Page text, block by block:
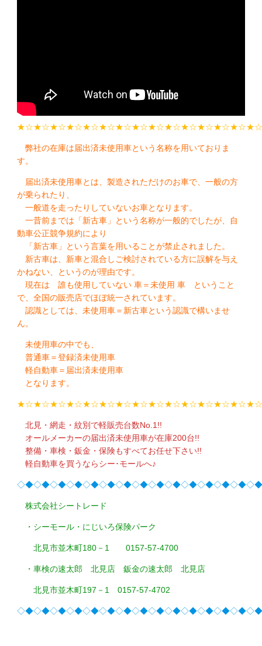
弊社の在庫は届出済未使用車という名称を用いておりま
す。
届出済未使用車とは、製造されただけのお車で、一般の方
が乗られたり、
一般道を走ったりしていないお車となります。
一昔前までは「新古車」という名称が一般的でしたが、自
動車公正競争規約により
「新古車」という言葉を用いることが禁止されました。
新古車は、新車と混合しご検討されている方に誤解を与え
かねない、というのが理由です。
現在は 誰も使用していない 車＝未使用 車 ということ
で、全国の販売店でほぼ統一されています。
認識としては、未使用車＝新古車という認識で構いませ
ん。
未使用車の中でも、
普通車＝登録済未使用車
軽自動車＝届出済未使用車
となります。
北見・網走・紋別で軽販売台数No.1!!
オールメーカーの届出済未使用車が在庫200台!!
整備・車検・鈑金・保険もすべてお任せ下さい!!
軽自動車を買うならシー･モールへ♪
株式会社シートレード
・シーモール・にじいろ保険パーク
北見市並木町180－1 0157-57-4700
・車検の速太郎 北見店 鈑金の速太郎 北見店
北見市並木町197－1 0157-57-4702